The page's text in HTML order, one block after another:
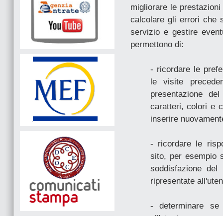
;
migliorare le
calcolare gli errori che
servizio e gestire
permettono di:
- ricordare le
le visite
presentazione
caratteri, colori e
inserire
- ricordare le
sito, per esempio
soddisfazione
ripresentate
- determinare